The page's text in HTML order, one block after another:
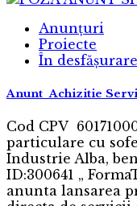
Anunțuri
Proiecte
În desfășurare
Anunt Achizitie
Cod CPV
particulare cu
Industrie Alba,
ID:300641 „
anunta lansarea